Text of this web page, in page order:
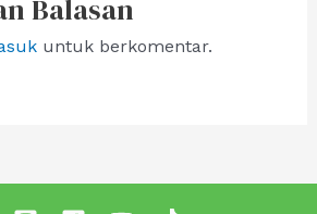
Balasan
untuk berkomentar.